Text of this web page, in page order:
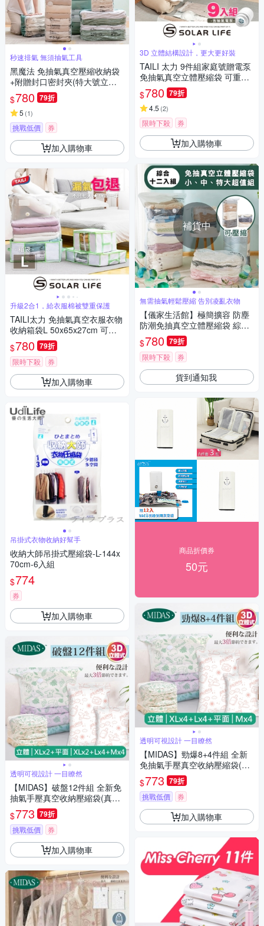
秒速排氣 無須抽氣工具
黑魔法 免抽氣真空壓縮收納袋
+附贈封口密封夾(特大號立體/
組x5)
$780 79折
5 (1)
挑戰低價 券
加入購物車
升級2合1，給衣服棉被雙重保護
TAILI太力 免抽氣真空衣服衣物
收納箱袋L 50x65x27cm 可拆
卸重覆使用.衣服收納箱 棉被壓
縮袋 真空收納箱 手壓真空袋 換
季外套
$780 79折
限時下殺 券
加入購物車
吊掛式衣物收納好幫手
收納大師吊掛式壓縮袋-L-144x
70cm-6入組
$774
券
加入購物車
透明可視設計 一目瞭然
【MIDAS】破盤12件組 全新免
抽氣手壓真空收納壓縮袋(真空
壓縮/收納袋/旅行收納/手壓收
納)
$773 79折
挑戰低價 券
加入購物車
3D 立體結構設計，更大更好裝
TAILI 太力 9件組家庭號贈電泵
免抽氣真空立體壓縮袋 可重覆
使用 專利加厚款.衣服收納袋 棉
被壓縮袋 手壓真空袋 換季行李
旅行收納袋
$780 79折
4.5 (2)
限時下殺 券
加入購物車
補貨中
無需抽氣輕鬆壓縮 告別凌亂衣物
【儀家生活館】極簡擴容 防塵
防潮免抽真空立體壓縮袋 綜合1
2入組
$780 79折
限時下殺 券
貨到通知我
商品折價券
50元
透明可視設計 一目瞭然
【MIDAS】勁爆8+4件組 全新
免抽氣手壓真空收納壓縮袋(真
空壓縮/收納袋/旅行收納/手壓收
納)
$773 79折
挑戰低價 券
加入購物車